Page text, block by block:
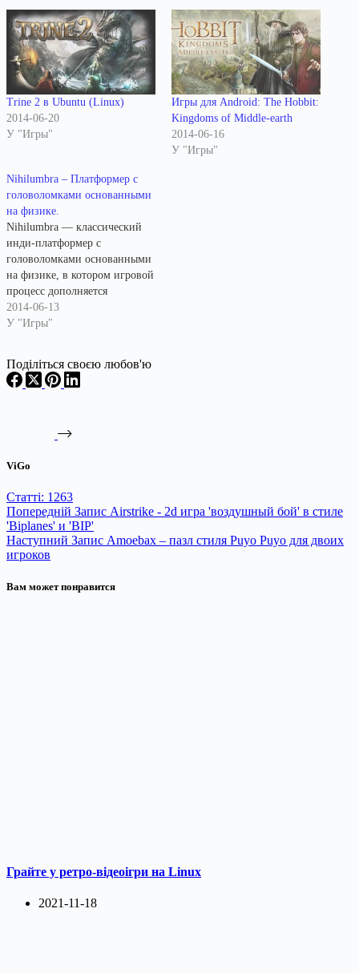
Trine 2 в Ubuntu (Linux)
2014-06-20
У "Игры"
Игры для Android: The Hobbit:
Kingdoms of Middle-earth
2014-06-16
У "Игры"
Nihilumbra – Платформер с
головоломками основанными
на физике.
Nihilumbra — классический
инди-платформер с
головоломками основанными
на физике, в котором игровой
процесс дополняется
философской подоплёкой
происходящего. Главный
оторвавшаяся от неё т теперь
стремится к чему-то
мирам, в которых много
заставляют размышлять не
2014-06-13
У "Игры"
Поділіться своєю любов'ю
ViGo
Статті: 1263
Попередній Запис Airstrike - 2d игра 'воздушный бой' в стиле
'Biplanes' и 'BIP'
Наступний Запис Аmoebax – пазл стиля Puyo Puyo для двоих
игроков
Вам может понравится
Грайте у ретро-відеоігри на Linux
2021-11-18